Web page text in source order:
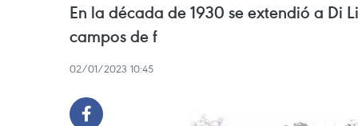
En la década de 1930 se extendió a Di
campos de f
02/01/2023 10:45